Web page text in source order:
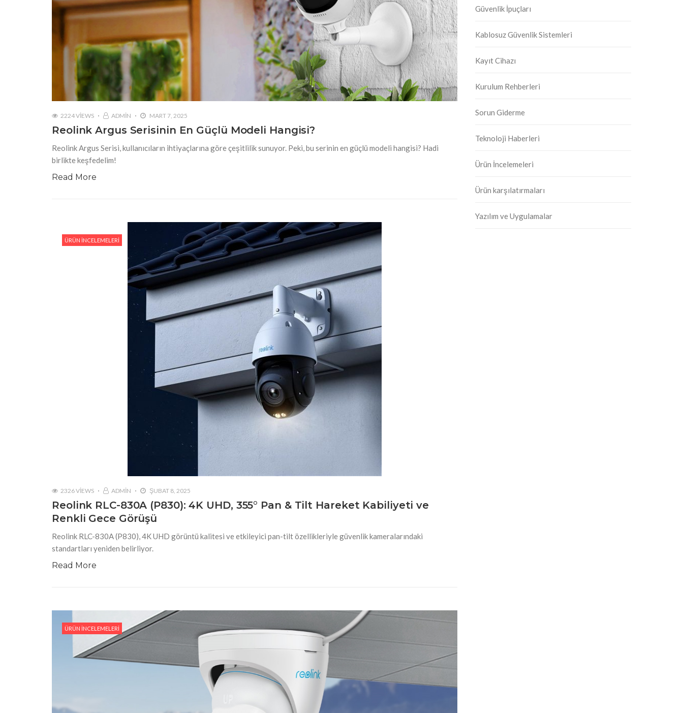
2224 VIEWS ADMIN MART 7, 2025
Reolink Argus Serisinin En Güçlü Modeli Hangisi?
Reolink Argus Serisi, kullanıcıların ihtiyaçlarına göre çeşitlilik sunuyor. Peki, bu serinin en güçlü modeli hangisi? Hadi
birlikte keşfedelim!
Read More
ÜRÜN İNCELEMELERI
2326 VIEWS ADMIN ŞUBAT 8, 2025
Reolink RLC-830A (P830): 4K UHD, 355° Pan & Tilt Hareket Kabiliyeti ve
Renkli Gece Görüşü
Reolink RLC-830A (P830), 4K UHD görüntü kalitesi ve etkileyici pan-tilt özellikleriyle güvenlik kameralarındaki
standartları yeniden belirliyor.
Read More
ÜRÜN İNCELEMELERI
Güvenlik İpuçları
Kablosuz Güvenlik Sistemleri
Kayıt Cihazı
Kurulum Rehberleri
Sorun Giderme
Teknoloji Haberleri
Ürün İncelemeleri
Ürün karşılatırmaları
Yazılım ve Uygulamalar